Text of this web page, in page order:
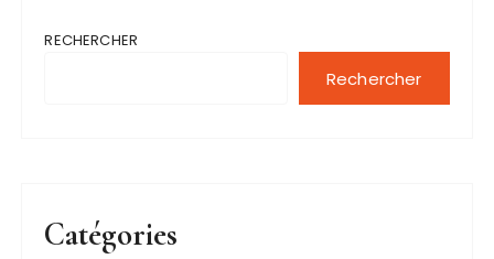
RECHERCHER
Rechercher
Catégories